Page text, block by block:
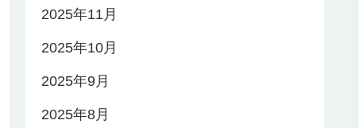
2025年11月
2025年10月
2025年9月
2025年8月